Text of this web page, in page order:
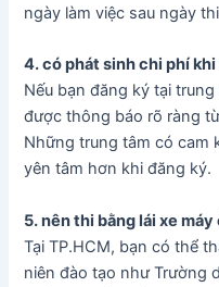
ngày làm việc sau ngày
4. có phát sinh chi phí
Nếu bạn đăng ký tại
được thông báo rõ ràng
Những trung tâm có cam
yên tâm hơn khi đăng ký.
5. nên thi bằng lái xe
Tại TP.HCM, bạn có thể
niên đào tạo như Trường